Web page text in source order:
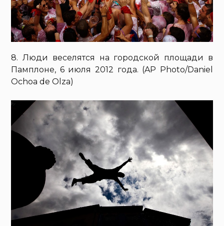
8. Люди веселятся на городской площади в
Памплоне, 6 июля 2012 года. (AP Photo/Daniel
Ochoa de Olza)